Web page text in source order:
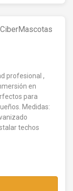
profesional ,
en
para
Medidas:
techos